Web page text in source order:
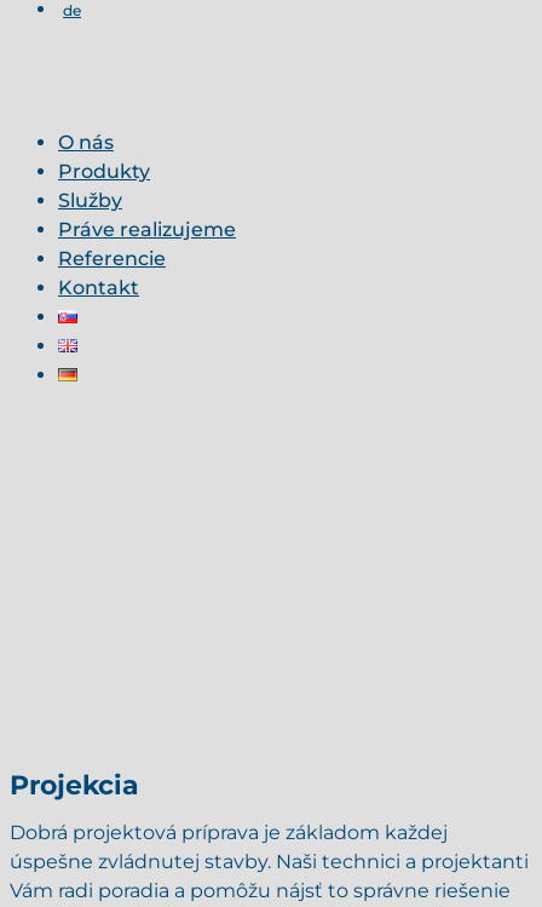
de
O nás
Produkty
Služby
Práve realizujeme
Referencie
Kontakt
Projekcia
Dobrá projektová príprava je základom každej
úspešne zvládnutej stavby. Naši technici a projektanti
Vám radi poradia a pomôžu nájsť to správne riešenie